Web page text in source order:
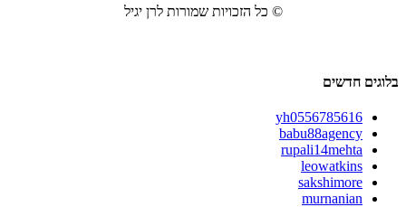
© כל הזכויות שמורות לרן יגיל
בלוגים חדשים
yh0556785616
babu88agency
rupali14mehta
leowatkins
sakshimore
murnanian